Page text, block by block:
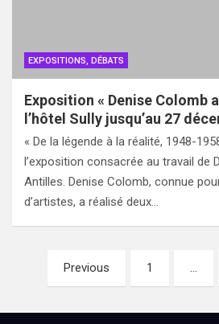
EXPOSITIONS, DÉBATS
Exposition « Denise Colomb
l’hôtel Sully jusqu’au 27
« De la légende à la réalité, 1948-
l’exposition consacrée au travail de
Antilles. Denise Colomb, connue
d’artistes, a réalisé deux…
Pagination
publications
Previous 1 …